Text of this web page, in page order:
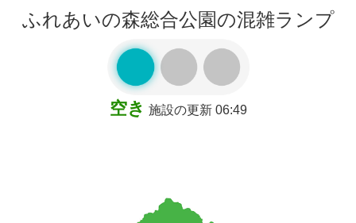
ふれあいの森総合公園の混雑ランプ
空き 施設の更新 06:49